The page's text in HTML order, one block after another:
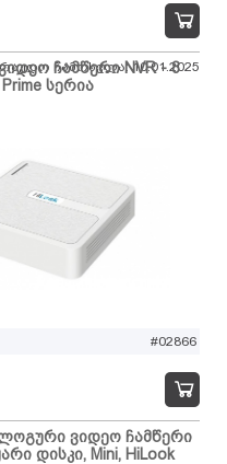
ჩამწერი NVR - 8
სერია
ჩამოსვლა: 10.01.2025
#02866
ვიდეო ჩამწერი
დისკი, Mini, HiLook